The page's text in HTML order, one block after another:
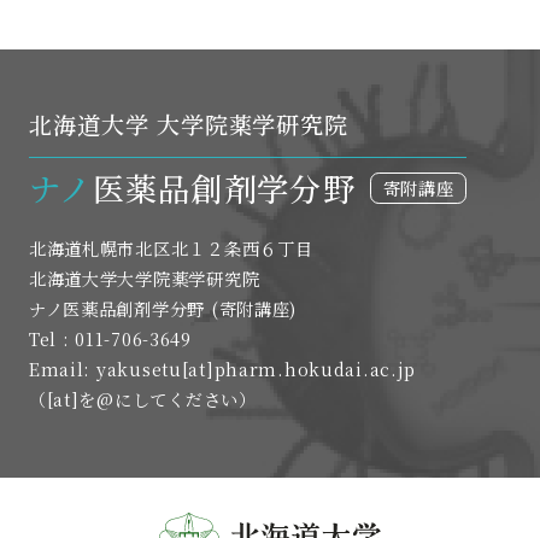
北海道大学 大学院薬学研究院
ナノ 医薬品創剤学分野 寄附講座
北海道札幌市北区北１２条西６丁目
北海道大学大学院薬学研究院
ナノ医薬品創剤学分野 (寄附講座)
Tel : 011-706-3649
Email: yakusetu[at]pharm.hokudai.ac.jp
（[at]を@にしてください）